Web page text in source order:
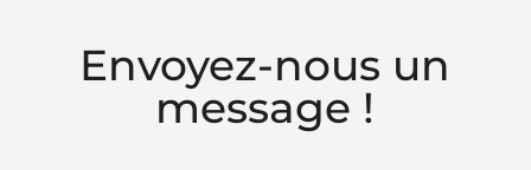
Envoyez-nous un
message !